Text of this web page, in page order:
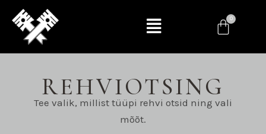
REHVIOTSING
Tee valik, millist tüüpi rehvi otsid ning vali
mõõt.